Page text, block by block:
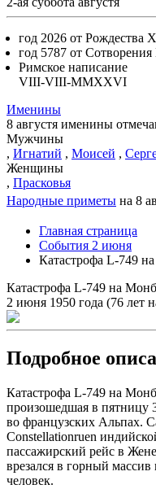
год 2026 от Рождества
год 5787 от
Римское написание
VIII-VIII-MMXXVI
Именины
8 августя именины
Мужчины
, Игнатий , Моисей ,
Женщины
, Прасковья
Народные приметы на 8
Главная страница
События 2 июня
Катастрофа L-749
Катастрофа L-749 на
2 июня 1950 года (76 лет
Подробное
Катастрофа L-749 на
произошедшая в пятницу
во французских Альпах.
Constellationruen
пассажирский рейс в
врезался в горный
человек.